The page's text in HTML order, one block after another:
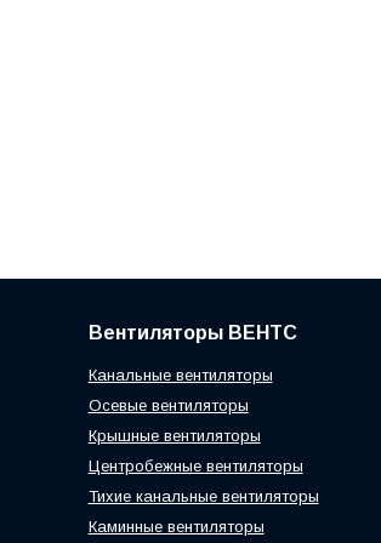
Вентиляторы ВЕНТС
Канальные вентиляторы
Осевые вентиляторы
Крышные вентиляторы
Центробежные вентиляторы
Тихие канальные вентиляторы
Каминные вентиляторы